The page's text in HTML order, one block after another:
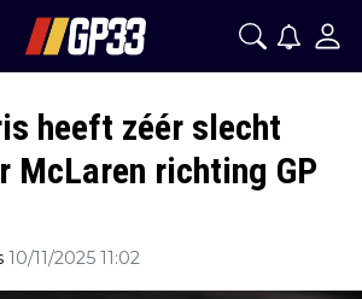
heeft zéér slecht
McLaren richting GP
10/11/2025 11:02